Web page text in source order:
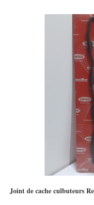
Joint de cache culbuteurs